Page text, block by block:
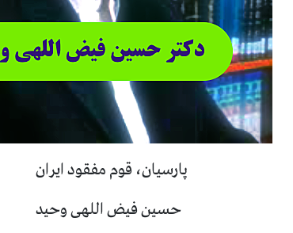
پارسیان، قوم مفقود ایران
حسین فیض اللهی وحید